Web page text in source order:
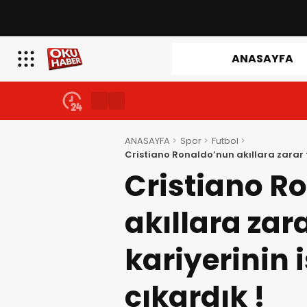
ANASAYFA
ANASAYFA Spor
Futbol
Cristiano Ronaldo’nun akıllara
Cristiano
akıllara
kariyerinin
çıkardık !